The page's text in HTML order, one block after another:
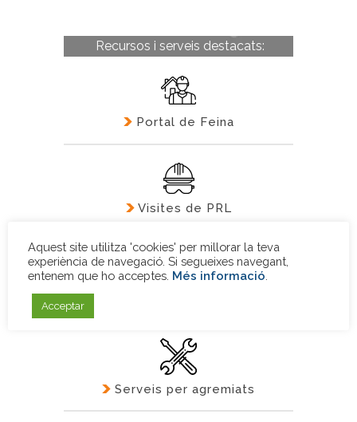
Recursos i serveis destacats:
Portal de Feina
Visites de PRL
Serveis per agremiats